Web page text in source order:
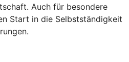
Auch für besondere
Start in die Selbstständigkeit